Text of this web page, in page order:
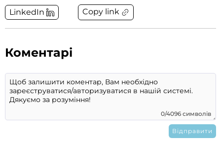
LinkedIn Copy link
Коментарі
0/4096 символів